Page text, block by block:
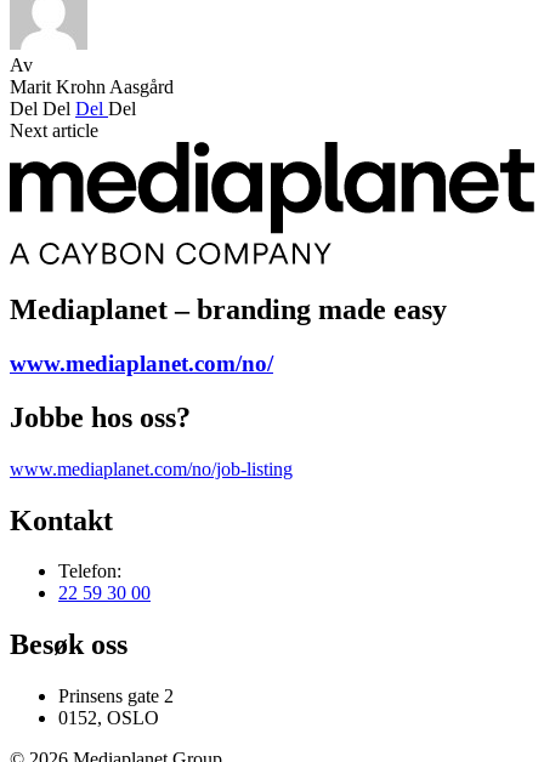
Av
Marit Krohn Aasgård
Del Del Del Del
Next article
Mediaplanet – branding made easy
www.mediaplanet.com/no/
Jobbe hos oss?
www.mediaplanet.com/no/job-listing
Kontakt
Telefon:
22 59 30 00
Besøk oss
Prinsens gate 2
0152, OSLO